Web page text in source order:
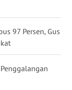
97 Persen, Gus